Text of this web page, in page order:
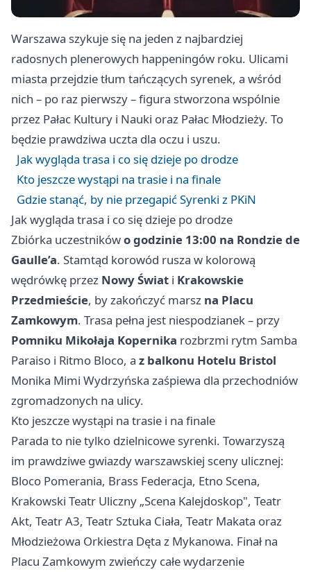
Warszawa szykuje się na jeden z najbardziej
radosnych plenerowych happeningów roku. Ulicami
miasta przejdzie tłum tańczących syrenek, a wśród
nich – po raz pierwszy – figura stworzona wspólnie
przez Pałac Kultury i Nauki oraz Pałac Młodzieży. To
będzie prawdziwa uczta dla oczu i uszu.
Jak wygląda trasa i co się dzieje po drodze
Kto jeszcze wystąpi na trasie i na finale
Gdzie stanąć, by nie przegapić Syrenki z PKiN
Jak wygląda trasa i co się dzieje po drodze
Zbiórka uczestnikówo godzinie 13:00 na Rondzie de
Gaulle’a. Stamtąd korowód rusza w kolorową
wędrówkę przez Nowy Świat i Krakowskie
Przedmieście, by zakończyć marsz na Placu
Zamkowym. Trasa pełna jest niespodzianek – przy
Pomniku Mikołaja Kopernika rozbrzmi rytm Samba
Paraiso i Ritmo Bloco, a z balkonu Hotelu Bristol
Monika Mimi Wydrzyńska zaśpiewa dla przechodniów
zgromadzonych na ulicy.
Kto jeszcze wystąpi na trasie i na finale
Parada to nie tylko dzielnicowe syrenki. Towarzyszą
im prawdziwe gwiazdy warszawskiej sceny ulicznej:
Bloco Pomerania, Brass Federacja, Etno Scena,
Krakowski Teatr Uliczny „Scena Kalejdoskop", Teatr
Akt, Teatr A3, Teatr Sztuka Ciała, Teatr Makata oraz
Młodzieżowa Orkiestra Dęta z Mykanowa. Finał na
Placu Zamkowym zwieńczy całe wydarzenie